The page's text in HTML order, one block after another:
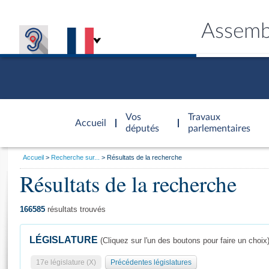
Accueil
d'accueil
Vos
députés
Travaux
parlementaires
Général
Vous
Accueil Recherche sur... Résultats de la recherche
Résultats de la recherche
166585 résultats trouvés
LÉGISLATURE (Cliquez sur l'un des boutons pour faire un choix)
17e législature (X) Précédentes législatures